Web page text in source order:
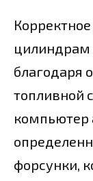
цилиндрам
благодаря
топливной
компьютер
форсунки,